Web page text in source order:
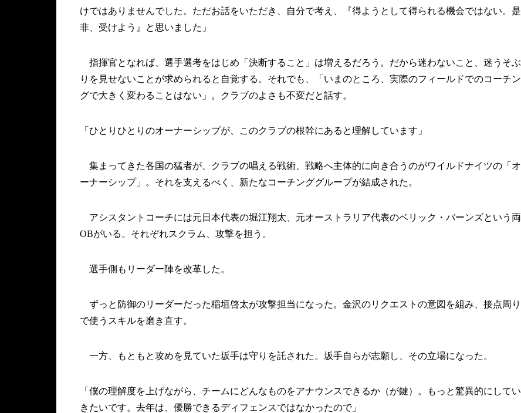
けではありませんでした。ただお話をいただき、自分で考え、『得ようとして得られる機会ではない。是
非、受けよう』と思いました」
指揮官となれば、選手選考をはじめ「決断すること」は増えるだろう。だから迷わないこと、迷うそぶ
りを見せないことが求められると自覚する。それでも、「いまのところ、実際のフィールドでのコーチン
グで大きく変わることはない」。クラブのよさも不変だと話す。
「ひとりひとりのオーナーシップが、このクラブの根幹にあると理解しています」
集まってきた各国の猛者が、クラブの唱える戦術、戦略へ主体的に向き合うのがワイルドナイツの「オ
ーナーシップ」。それを支えるべく、新たなコーチンググループが結成された。
アシスタントコーチには元日本代表の堀江翔太、元オーストラリア代表のベリック・バーンズという両
OBがいる。それぞれスクラム、攻撃を担う。
選手側もリーダー陣を改革した。
ずっと防御のリーダーだった稲垣啓太が攻撃担当になった。金沢のリクエストの意図を組み、接点周り
で使うスキルを磨き直す。
一方、もともと攻めを見ていた坂手は守りを託された。坂手自らが志願し、その立場になった。
「僕の理解度を上げながら、チームにどんなものをアナウンスできるか（が鍵）。もっと驚異的にしてい
きたいです。去年は、優勝できるディフェンスではなかったので」